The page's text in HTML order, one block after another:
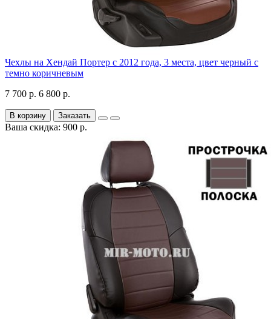
Чехлы на Хендай Портер с 2012 года, 3 места, цвет черный с
темно коричневым
7 700 р. 6 800 р.
В корзину Заказать
Ваша скидка: 900 р.